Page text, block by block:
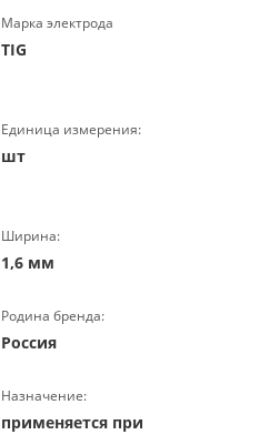
Марка электрода
TIG
Единица измерения:
шт
Ширина:
1,6 мм
Родина бренда:
Россия
Назначение:
применяется при